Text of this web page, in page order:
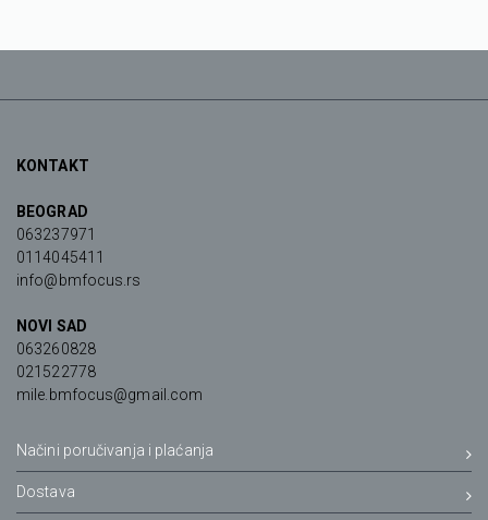
KONTAKT
BEOGRAD
063237971
0114045411
info@bmfocus.rs
NOVI SAD
063260828
021522778
mile.bmfocus@gmail.com
Načini poručivanja i plaćanja
Dostava